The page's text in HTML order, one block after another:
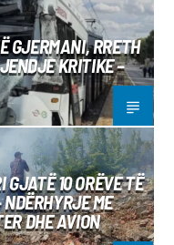
GJERMANI, RRETH
KRITIKE –
GJATË 10 ORËVE TË
ME
DHE AVION